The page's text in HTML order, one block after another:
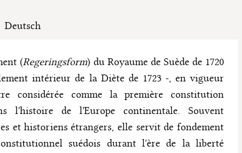
Deutsch
(Regeringsform) du Royaume de Suède de 1720
intérieur de la Diète de 1723 -, en vigueur
considérée comme la première constitution
l'histoire de l'Europe continentale. Souvent
et historiens étrangers, elle servit de fondement
suédois durant l'ère de la liberté